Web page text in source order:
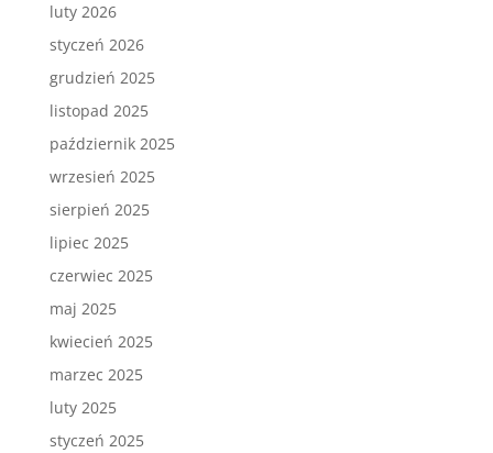
luty 2026
styczeń 2026
grudzień 2025
listopad 2025
październik 2025
wrzesień 2025
sierpień 2025
lipiec 2025
czerwiec 2025
maj 2025
kwiecień 2025
marzec 2025
luty 2025
styczeń 2025